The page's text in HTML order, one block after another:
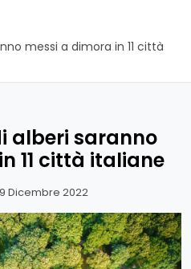
messi a dimora in 11 città
alberi saranno
11 città italiane
Dicembre 2022